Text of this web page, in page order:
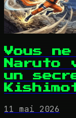
Vous
Naruto
un
11 mai 2026